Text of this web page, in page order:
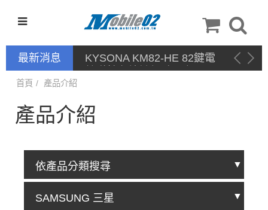
最新消息
KYSONA KM82-HE 82鍵電
競磁軸有線鍵盤 產品網頁驅
首頁 產品介紹
產品介紹